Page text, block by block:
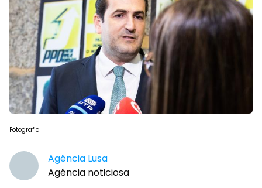
Fotografia
Agência Lusa
Agência noticiosa